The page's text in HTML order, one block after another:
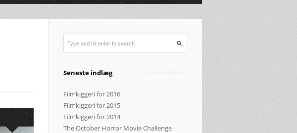
Seneste indlæg
Filmkiggeri for 2016
Filmkiggeri for 2015
Filmkiggeri for 2014
The October Horror Movie Challenge